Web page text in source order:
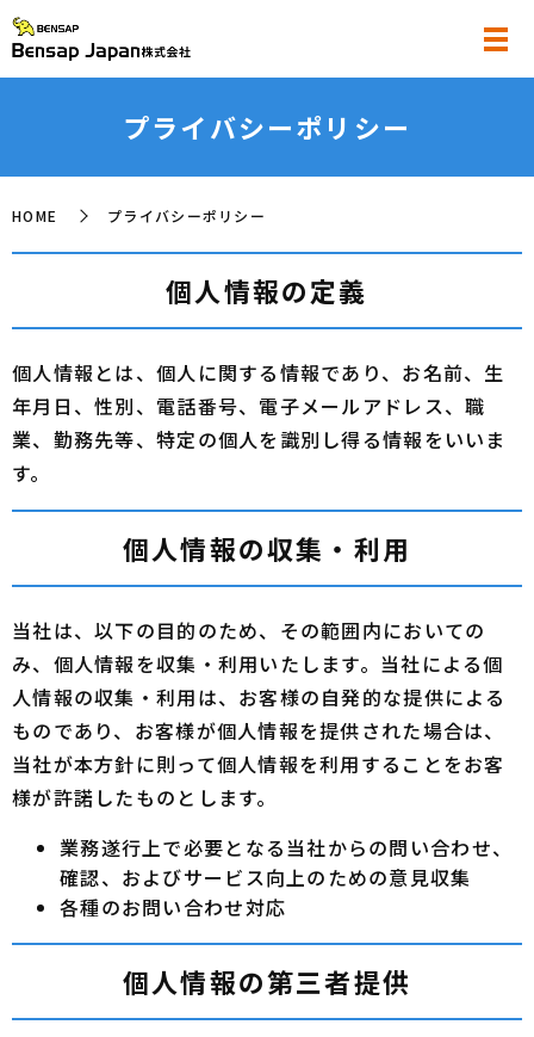
プライバシーポリシー
HOME プライバシーポリシー
個人情報の定義
個人情報とは、個人に関する情報であり、お名前、生
年月日、性別、電話番号、電子メールアドレス、職
業、勤務先等、特定の個人を識別し得る情報をいいま
す。
個人情報の収集・利用
当社は、以下の目的のため、その範囲内においての
み、個人情報を収集・利用いたします。当社による個
人情報の収集・利用は、お客様の自発的な提供による
ものであり、お客様が個人情報を提供された場合は、
当社が本方針に則って個人情報を利用することをお客
様が許諾したものとします。
業務遂行上で必要となる当社からの問い合わせ、
確認、およびサービス向上のための意見収集
各種のお問い合わせ対応
個人情報の第三者提供